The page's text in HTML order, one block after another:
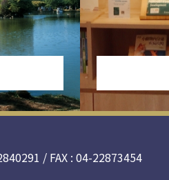
/ FAX : 04-22873454